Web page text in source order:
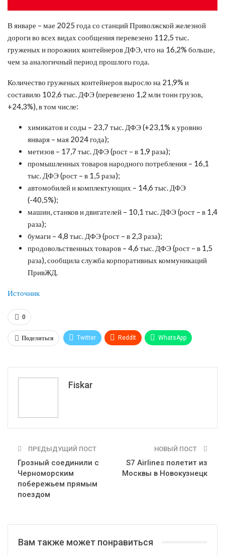
В январе – мае 2025 года со станций Приволжской железной
дороги во всех видах сообщения перевезено 112,5 тыс.
груженых и порожних контейнеров ДФЭ, что на 16,2% больше,
чем за аналогичный период прошлого года.
Количество груженых контейнеров выросло на 21,9% и
составило 102,6 тыс. ДФЭ (перевезено 1,2 млн тонн грузов,
+24,3%), в том числе:
химикатов и соды – 23,7 тыс. ДФЭ (+23,1% к уровню
января – мая 2024 года);
метизов – 17,7 тыс. ДФЭ (рост – в 1,9 раза);
промышленных товаров народного потребления – 16,1
тыс. ДФЭ (рост – в 1,5 раза);
автомобилей и комплектующих – 14,6 тыс. ДФЭ
(-40,5%);
машин, станков и двигателей – 10,1 тыс. ДФЭ (рост – в 1,4
раза);
бумаги – 4,8 тыс. ДФЭ (рост – в 2,3 раза);
продовольственных товаров – 4,6 тыс. ДФЭ (рост – в 1,5
раза), сообщила служба корпоративных коммуникаций
ПривЖД.
Источник
0
Поделиться Twitter ReddIt WhatsApp
Telegram
Fiskar
ПРЕДЫДУЩИЙ ПОСТ
Грозный соединили с
Черноморским
побережьем прямым
поездом
НОВЫЙ ПОСТ
S7 Airlines полетит из
Москвы в Новокузнецк
Вам также может понравиться